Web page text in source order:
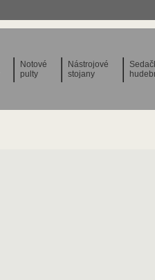
Notové
pulty
Nástrojové
stojany